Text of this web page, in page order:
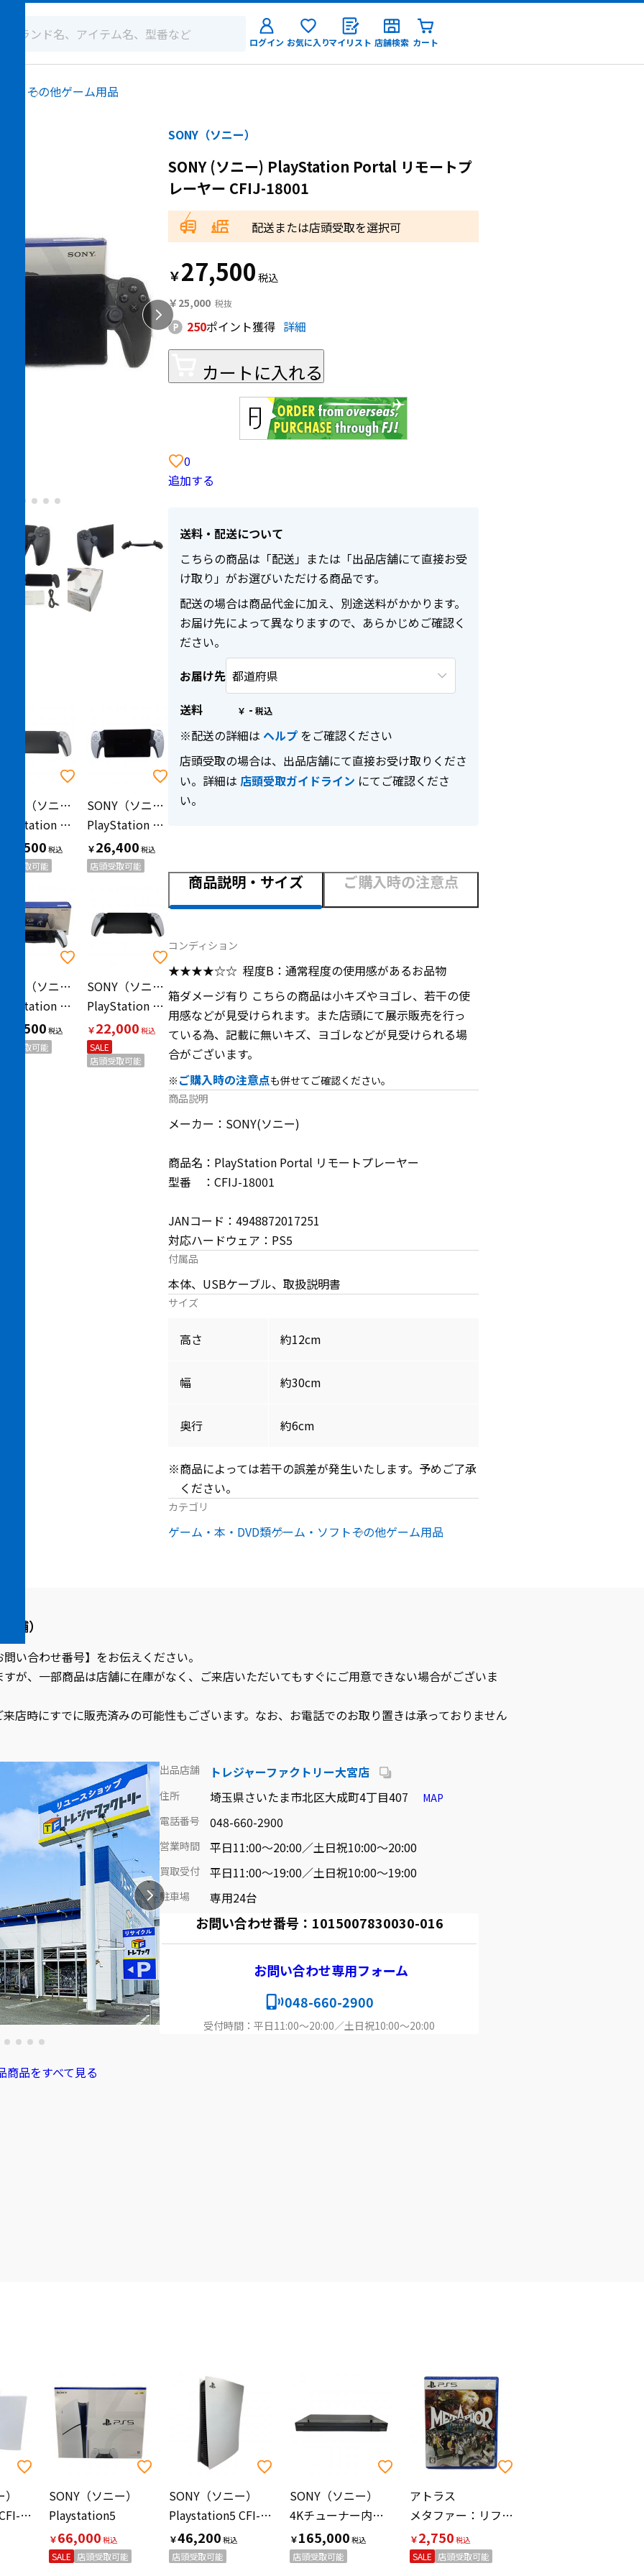
ログイン お気に入りマイリスト 店舗検索 カート
その他ゲーム用品
SONY（ソニー）
PlayStation Poetal リモートプレーヤー CFIJ-18000
27,500
店頭受取可能
SONY（ソニー）
PlayStation Portal リモートプレーヤー CFIJ-18000
￥26,400
店頭受取可能
SONY（ソニー）
PlayStation Portal リモートプレーヤー CFIJ-18000
27,500
店頭受取可能
SONY（ソニー）
PlayStation Portal リモートプレーヤー
￥22,000
SALE
店頭受取可能
SONY（ソニー）
SONY (ソニー) PlayStation Portal リモートプ
レーヤー CFIJ-18001
配送または店頭受取を選択可
￥27,500
￥25,000
250ポイント獲得 詳細
カートに入れる
0
追加する
送料・配送について
こちらの商品は「配送」または「出品店舗にて直接お受
け取り」がお選びいただける商品です。
配送の場合は商品代金に加え、別途送料がかかります。
お届け先によって異なりますので、あらかじめご確認く
ださい。
お届け先
送料
￥ -
※配送の詳細は ヘルプ をご確認ください
店頭受取の場合は、出品店舗にて直接お受け取りくださ
い。詳細は 店頭受取ガイドライン にてご確認くださ
い。
商品説明・サイズ ご購入時の注意点
コンディション
★★★★☆☆ 程度B：通常程度の使用感があるお品物
箱ダメージ有り こちらの商品は小キズやヨゴレ、若干の使
用感などが見受けられます。また店頭にて展示販売を行っ
ている為、記載に無いキズ、ヨゴレなどが見受けられる場
合がございます。
※ ご購入時の注意点も併せてご確認ください。
商品説明
メーカー：SONY(ソニー)
商品名：PlayStation Portal リモートプレーヤー
型番 ：CFIJ-18001
JANコード：4948872017251
対応ハードウェア：PS5
付属品
本体、USBケーブル、取扱説明書
サイズ
高さ 約12cm
幅 約30cm
奥行 約6cm
※商品によっては若干の誤差が発生いたします。予めご了承
ください。
カテゴリ
ゲーム・本・DVD類ゲーム・ソフトその他ゲーム用品
舗）
い合わせ番号】をお伝えください。
が、一部商品は店舗に在庫がなく、ご来店いただいてもすぐにご用意できない場合がございま
店時にすでに販売済みの可能性もございます。なお、お電話でのお取り置きは承っておりません
商品をすべて見る
出品店舗 トレジャーファクトリー大宮店
住所 埼玉県さいたま市北区大成町4丁目407
MAP
電話番号
048-660-2900
営業時間 平日11:00～20:00／土日祝10:00～20:00
買取受付 平日11:00～19:00／土日祝10:00～19:00
駐車場 専用24台
お問い合わせ番号：1015007830030-016
お問い合わせ専用フォーム
048-660-2900
受付時間：平日11:00～20:00／土日祝10:00～20:00
Playstation5 CFI-1200A
SONY（ソニー）
Playstation5
￥66,000
SALE 店頭受取可能
SONY（ソニー）
Playstation5 CFI-1200A コントローラー欠品
￥46,200
店頭受取可能
SONY（ソニー）
4Kチューナー内蔵 Ultra hdブルーレイ/DVDレコーダー BDZ-FBT4000 未使用品
￥165,000
店頭受取可能
アトラス
メタファー：リファンタジオ Playstation5用ソフト CERO C (15歳以上対象)
￥2,750
SALE 店頭受取可能